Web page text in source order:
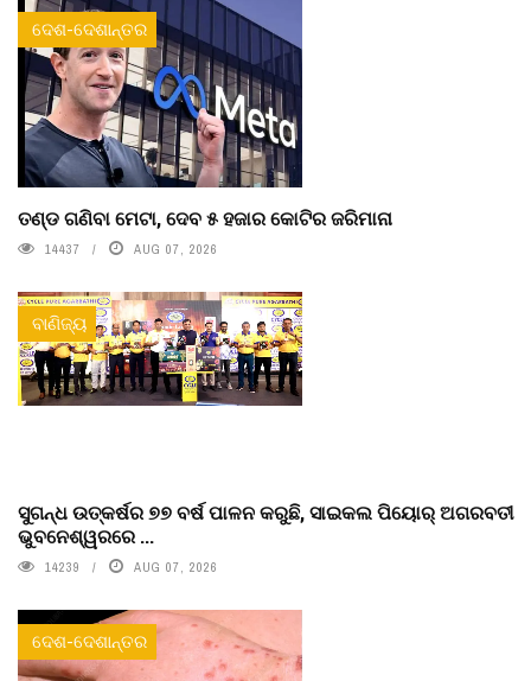
ଦେଶ-ଦେଶାନ୍ତର
ତଣ୍ଡ ଗଣିବା ମେଟା, ଦେବ ୫ ହଜାର କୋଟିର ଜରିମାନା
14437 AUG 07, 2026
ବାଣିଜ୍ୟ
ସୁଗନ୍ଧ ଉତ୍କର୍ଷର ୭୭ ବର୍ଷ ପାଳନ କରୁଛି, ସାଇକଲ ପିୟୋର୍‌ ଅଗରବତୀ
ଭୁବନେଶ୍ୱରରେ ...
14239 AUG 07, 2026
ଦେଶ-ଦେଶାନ୍ତର